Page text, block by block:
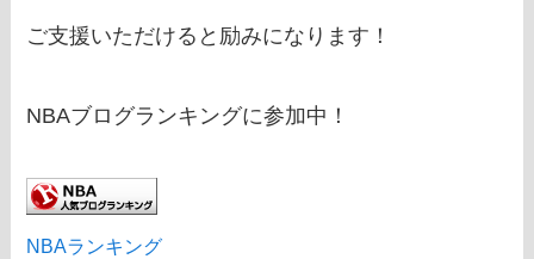
ご支援いただけると励みになります！
NBAブログランキングに参加中！
NBAランキング